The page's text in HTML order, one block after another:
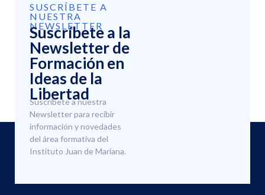
SUSCRÍBETE A
NUESTRA
NEWSLETTER
Suscríbete a la
Newsletter de
Formación en
Ideas de la
Libertad
Suscríbete a nuestra
Newsletter para recibir
información y novedades
del área formativa del
Instituto Juan de Mariana.